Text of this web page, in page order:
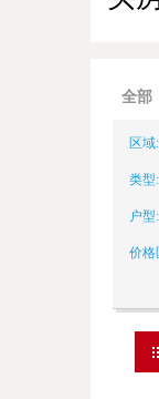
全部
区域:
类型:
户型:
价格